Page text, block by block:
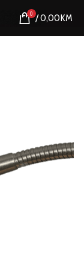
0 /0,00KM